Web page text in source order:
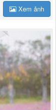
Xem ảnh